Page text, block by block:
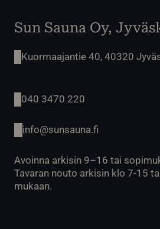
Sun Sauna Oy,
Kuormaajantie 40, 40320
040 3470 220
info@sunsauna.fi
Avoinna arkisin 9–16 tai
Tavaran nouto arkisin klo 7-15
mukaan.